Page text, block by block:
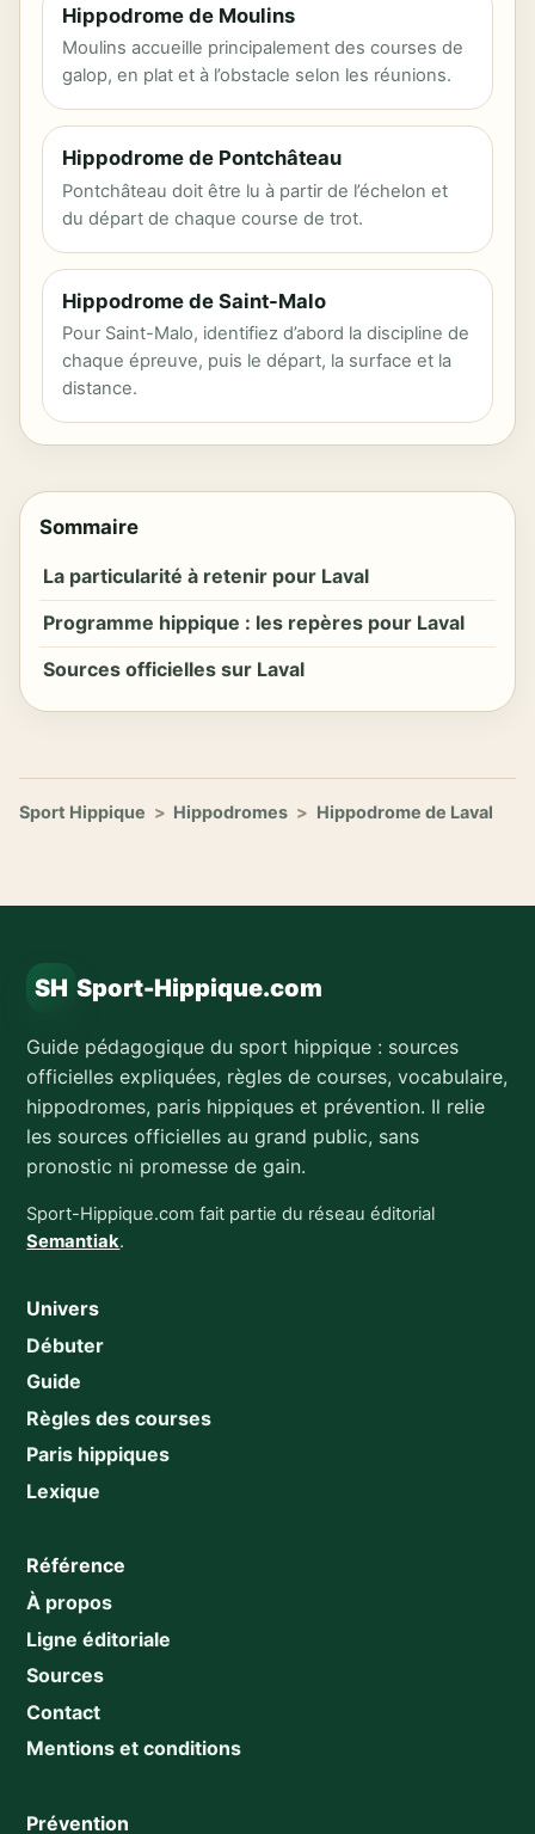
Hippodrome de Moulins
Moulins accueille principalement des courses de
galop, en plat et à l’obstacle selon les réunions.
Hippodrome de Pontchâteau
Pontchâteau doit être lu à partir de l’échelon et
du départ de chaque course de trot.
Hippodrome de Saint-Malo
Pour Saint-Malo, identifiez d’abord la discipline de
chaque épreuve, puis le départ, la surface et la
distance.
Sommaire
La particularité à retenir pour Laval
Programme hippique : les repères pour Laval
Sources officielles sur Laval
Sport Hippique > Hippodromes > Hippodrome de Laval
SH Sport-Hippique.com
Guide pédagogique du sport hippique : sources
officielles expliquées, règles de courses, vocabulaire,
hippodromes, paris hippiques et prévention. Il relie
les sources officielles au grand public, sans
pronostic ni promesse de gain.
Sport-Hippique.com fait partie du réseau éditorial
Semantiak.
Univers
Débuter
Guide
Règles des courses
Paris hippiques
Lexique
Référence
À propos
Ligne éditoriale
Sources
Contact
Mentions et conditions
Prévention